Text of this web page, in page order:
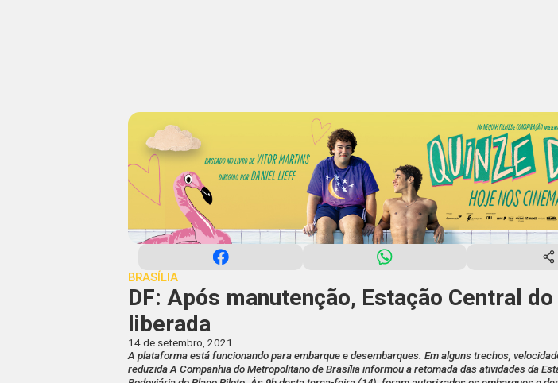
BRASÍLIA
DF: Após manutenção, Estação Central
liberada
14 de setembro, 2021
A plataforma está funcionando para embarque e desembarques. Em alguns trechos,
reduzida A Companhia do Metropolitano de Brasília informou a retomada das atividades da